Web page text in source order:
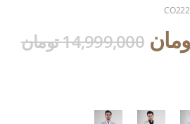
CO222
14,999,000 تومان